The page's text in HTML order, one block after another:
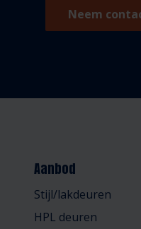
Neem
Aanbod
Stijl/lakdeuren
HPL deuren